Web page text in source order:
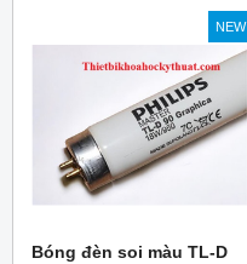
NEW
Bóng đèn soi màu TL-D